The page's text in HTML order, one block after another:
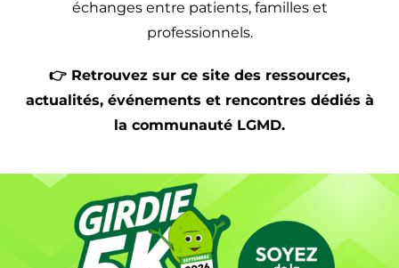
échanges entre patients, familles et
professionnels.
👉 Retrouvez sur ce site des ressources,
actualités, événements et rencontres dédiés à
la communauté LGMD.